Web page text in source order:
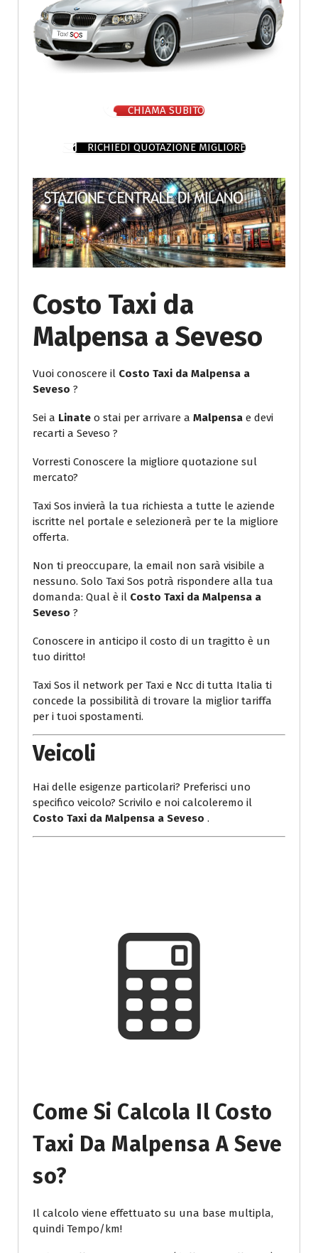
CHIAMA SUBITO
RICHIEDI QUOTAZIONE MIGLIORE
Costo Taxi da
Malpensa a Seveso
Vuoi conoscere il Costo Taxi da Malpensa a
Seveso ?
Sei a Linate o stai per arrivare a Malpensa e devi
recarti a Seveso ?
Vorresti Conoscere la migliore quotazione sul
mercato?
Taxi Sos invierà la tua richiesta a tutte le aziende
iscritte nel portale e selezionerà per te la migliore
offerta.
Non ti preoccupare, la email non sarà visibile a
nessuno. Solo Taxi Sos potrà rispondere alla tua
domanda: Qual è il Costo Taxi da Malpensa a
Seveso ?
Conoscere in anticipo il costo di un tragitto è un
tuo diritto!
Taxi Sos il network per Taxi e Ncc di tutta Italia ti
concede la possibilità di trovare la miglior tariffa
per i tuoi spostamenti.
Veicoli
Hai delle esigenze particolari? Preferisci uno
specifico veicolo? Scrivilo e noi calcoleremo il
Costo Taxi da Malpensa a Seveso .
Come Si Calcola Il Costo
Taxi Da Malpensa A Seve
So?
Il calcolo viene effettuato su una base multipla,
quindi Tempo/km!